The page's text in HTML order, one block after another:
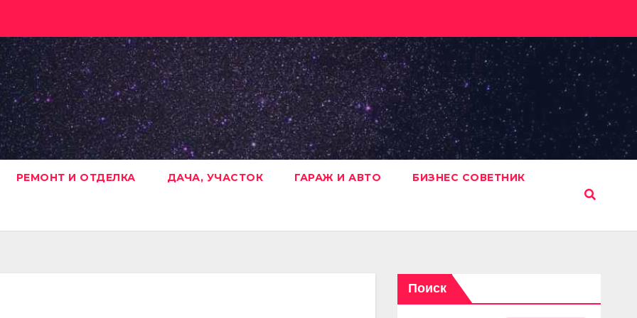
РЕМОНТ И ОТДЕЛКА ДАЧА, УЧАСТОК ГАРАЖ И АВТО БИЗНЕС СОВЕТНИК
Поиск